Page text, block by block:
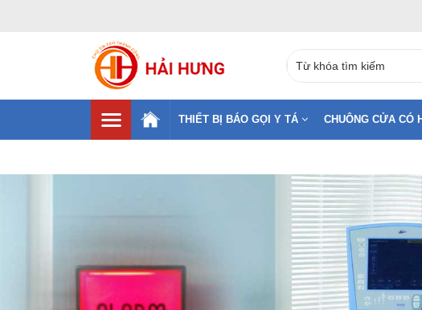
THIẾT BỊ BÁO GỌI Y TÁ CHUÔNG CỬA CÓ